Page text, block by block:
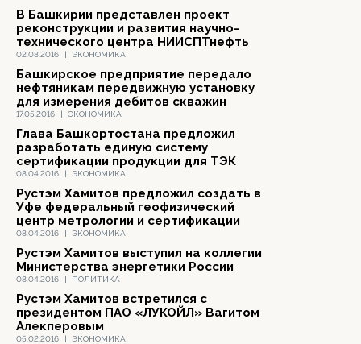
02.08.2016 | ЭКОНОМИКА
В Башкирии представлен проект
реконструкции и развития научно-
технического центра НИИСПТнефть
17.05.2016 | ЭКОНОМИКА
Башкирское предприятие передало
нефтяникам передвижную установку
для измерения дебитов скважин
08.04.2016 | ЭКОНОМИКА
Глава Башкортостана предложил
разработать единую систему
сертификации продукции для ТЭК
08.04.2016 | ЭКОНОМИКА
Рустэм Хамитов предложил создать в
Уфе федеральный геофизический
центр метрологии и сертификации
08.04.2016 | ПОЛИТИКА
Рустэм Хамитов выступил на коллегии
Министерства энергетики России
05.02.2016 | ЭКОНОМИКА
Рустэм Хамитов встретился с
президентом ПАО «ЛУКОЙЛ» Вагитом
Алекперовым